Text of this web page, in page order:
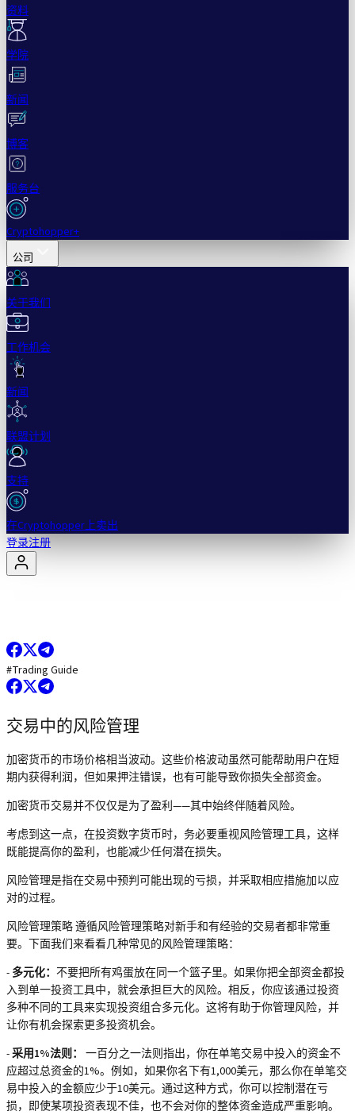
资料
学院
新闻
博客
服务台
Cryptohopper+
公司
关于我们
工作机会
新闻
联盟计划
支持
在Cryptohopper上卖出
登录注册
#Trading Guide
交易中的风险管理
加密货币的市场价格相当波动。这些价格波动虽然可能帮助用户在短
期内获得利润，但如果押注错误，也有可能导致你损失全部资金。
加密货币交易并不仅仅是为了盈利——其中始终伴随着风险。
考虑到这一点，在投资数字货币时，务必要重视风险管理工具，这样
既能提高你的盈利，也能减少任何潜在损失。
风险管理是指在交易中预判可能出现的亏损，并采取相应措施加以应
对的过程。
风险管理策略 遵循风险管理策略对新手和有经验的交易者都非常重
要。下面我们来看看几种常见的风险管理策略：
- 多元化： 不要把所有鸡蛋放在同一个篮子里。如果你把全部资金都投
入到单一投资工具中，就会承担巨大的风险。相反，你应该通过投资
多种不同的工具来实现投资组合多元化。这将有助于你管理风险，并
让你有机会探索更多投资机会。
-采用1%法则： 一百分之一法则指出，你在单笔交易中投入的资金不
应超过总资金的1%。例如，如果你名下有1,000美元，那么你在单笔交
易中投入的金额应少于10美元。通过这种方式，你可以控制潜在亏
损，即使某项投资表现不佳，也不会对你的整体资金造成严重影响。